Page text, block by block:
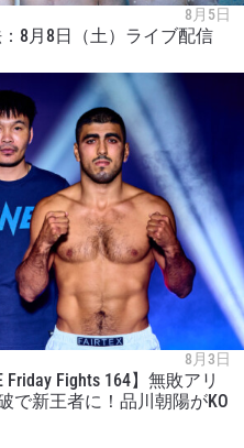
8月5日
：8月8日（土）ライブ配信
8月3日
Friday Fights 164】無敗アリ
で新王者に！品川朝陽がKO